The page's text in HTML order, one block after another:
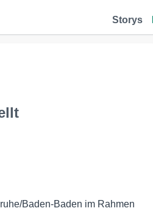
Storys
Baden-Baden im Rahmen